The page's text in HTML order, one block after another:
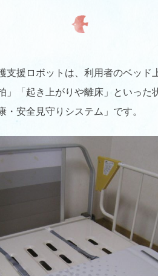
支援ロボットは、利用者のベッド
」「起き上がりや離床」といった
・安全見守りシステム」です。